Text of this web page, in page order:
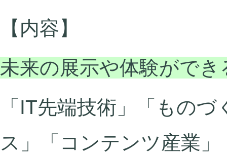
【内容】
未来の展示や体験がで
「IT先端技術」「もの
ス」「コンテンツ産業